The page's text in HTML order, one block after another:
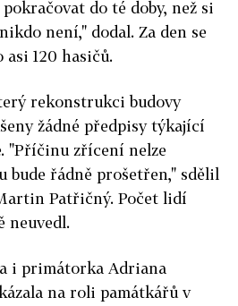
do té doby, než si
není," dodal. Za den se
120 hasičů.
rekonstrukci budovy
žádné předpisy týkající
"Příčinu zřícení nelze
bude řádně prošetřen," sdělil
Patřičný. Počet lidí
neuvedl.
i primátorka Adriana
na roli památkářů v